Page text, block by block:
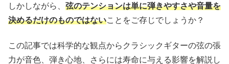
しかしながら、 弦のテンションは単に弾きやすさや音量を
決めるだけのものではないことをご存じでしょうか？
この記事では科学的な観点からクラシックギターの弦の張
力が音色、弾き心地、さらには寿命に与える影響を解説し